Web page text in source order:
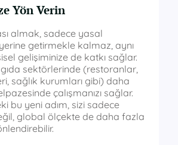
Yön Verin
almak, sadece yasal
getirmekle kalmaz, aynı
gelişiminize de katkı sağlar.
gıda sektörlerinde (restoranlar,
sağlık kurumları gibi) daha
çalışmanızı sağlar.
bu yeni adım, sizi sadece
global ölçekte de daha fazla